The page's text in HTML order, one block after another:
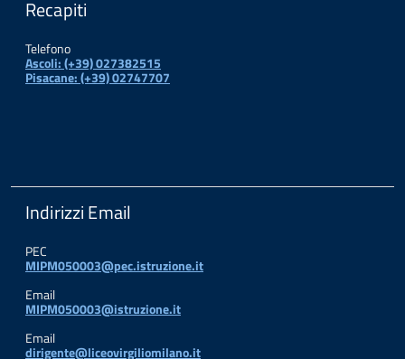
Recapiti
Telefono
Ascoli: (+39) 027382515
Pisacane: (+39) 02747707
Indirizzi Email
PEC
MIPM050003@pec.istruzione.it
Email
MIPM050003@istruzione.it
Email
dirigente@liceovirgiliomilano.it